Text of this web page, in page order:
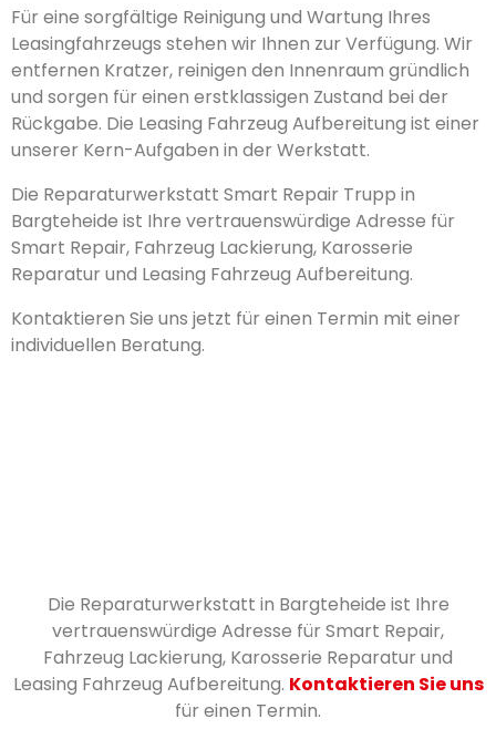
Für eine sorgfältige Reinigung und Wartung Ihres
Leasingfahrzeugs stehen wir Ihnen zur Verfügung. Wir
entfernen Kratzer, reinigen den Innenraum gründlich
und sorgen für einen erstklassigen Zustand bei der
Rückgabe. Die Leasing Fahrzeug Aufbereitung ist einer
unserer Kern-Aufgaben in der Werkstatt.
Die Reparaturwerkstatt Smart Repair Trupp in
Bargteheide ist Ihre vertrauenswürdige Adresse für
Smart Repair, Fahrzeug Lackierung, Karosserie
Reparatur und Leasing Fahrzeug Aufbereitung.
Kontaktieren Sie uns jetzt für einen Termin mit einer
individuellen Beratung.
Die Reparaturwerkstatt in Bargteheide ist Ihre
vertrauenswürdige Adresse für Smart Repair,
Fahrzeug Lackierung, Karosserie Reparatur und
Leasing Fahrzeug Aufbereitung. Kontaktieren Sie uns
für einen Termin.